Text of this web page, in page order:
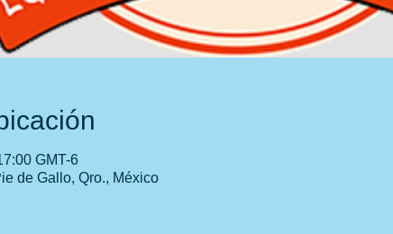
GMT-6
de Gallo, Qro., México